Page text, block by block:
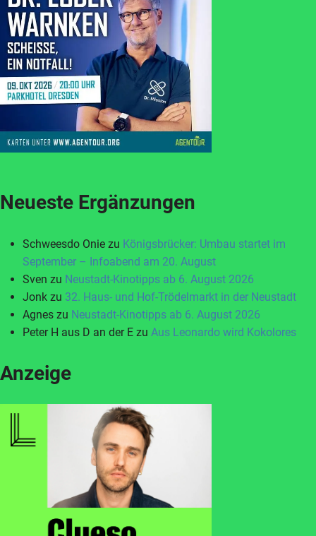
Neueste Ergänzungen
Schweesdo Onie zu Königsbrücker: Umbau startet im
September – Infoabend am 20. August
Sven zu Neustadt-Kinotipps ab 6. August 2026
Jonk zu 32. Haus- und Hof-Trödelmarkt in der Neustadt
Agnes zu Neustadt-Kinotipps ab 6. August 2026
Peter H aus D an der E zu Aus Leonardo wird Kokolores
Anzeige